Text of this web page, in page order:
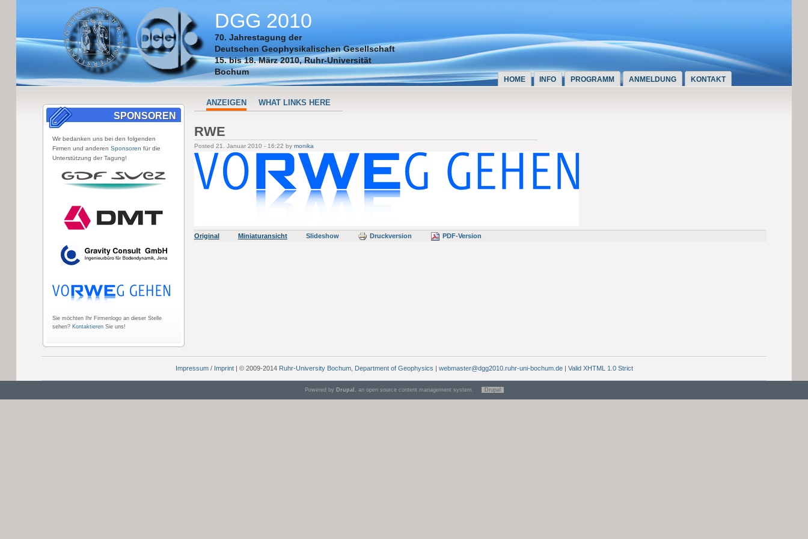
DGG 2010
70. Jahrestagung der
Deutschen Geophysikalischen Gesellschaft
15. bis 18. März 2010,Ruhr-Universität
Bochum
HOME INFO PROGRAMM ANMELDUNG KONTAKT
SPONSOREN
Wir bedanken uns bei den folgenden
Firmen und anderen Sponsoren für die
Unterstützung der Tagung!
Sie möchten Ihr Firmenlogo an dieser Stelle
sehen? KontaktierenSie uns!
ANZEIGEN WHAT LINKS HERE
RWE
Posted 21. Januar 2010 - 16:22 by monika
Original Miniaturansicht Slideshow Druckversion PDF-Version
Impressum/ Imprint| © 2009-2014 Ruhr-University Bochum, Department of Geophysics | webmaster@dgg2010.ruhr-uni-bochum.de| Valid XHTML 1.0 Strict
Powered by Drupal , an open source content management system. Drupal